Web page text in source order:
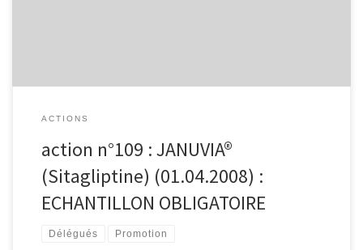
ACTIONS
action n°109 : JANUVIA®
(Sitagliptine) (01.04.2008) :
ECHANTILLON OBLIGATOIRE
Délégués Promotion